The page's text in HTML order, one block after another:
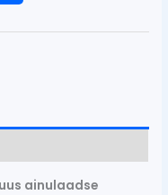
ainulaadse